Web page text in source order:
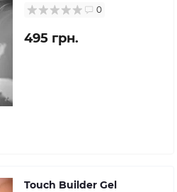
0
495 грн.
Touch Builder Gel